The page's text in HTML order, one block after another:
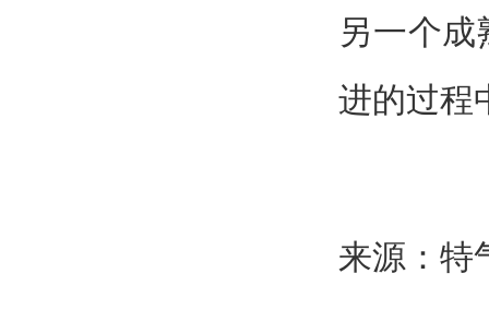
另一个
进的过程
来源：特